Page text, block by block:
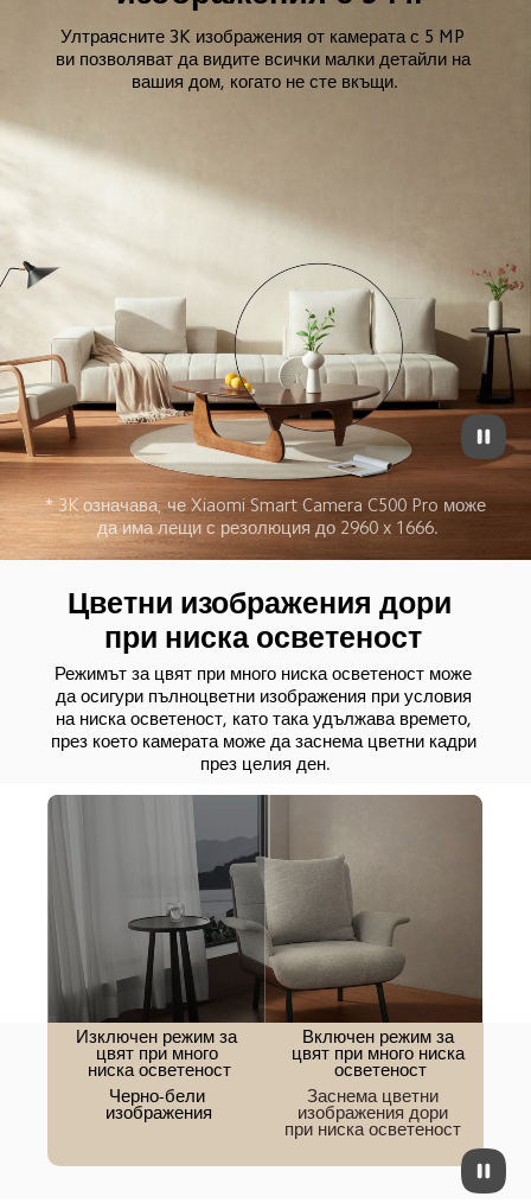
Ултраясните 3K изображения от камерата с 5 MP
ви позволяват да видите всички малки детайли на
вашия дом, когато не сте вкъщи.
* 3K означава, че Xiaomi Smart Camera C500 Pro може
да има лещи с резолюция до 2960 x 1666.
Цветни изображения дори
при ниска осветеност
Режимът за цвят при много ниска осветеност може
да осигури пълноцветни изображения при условия
на ниска осветеност, като така удължава времето,
през което камерата може да заснема цветни кадри
през целия ден.
Изключен режим за
цвят при много
ниска осветеност
Черно-бели
изображения
Включен режим за
цвят при много ниска
осветеност
Заснема цветни
изображения дори
при ниска осветеност